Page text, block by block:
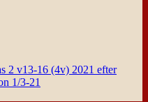
2 v13-16 (4v) 2021 efter
1/3-21